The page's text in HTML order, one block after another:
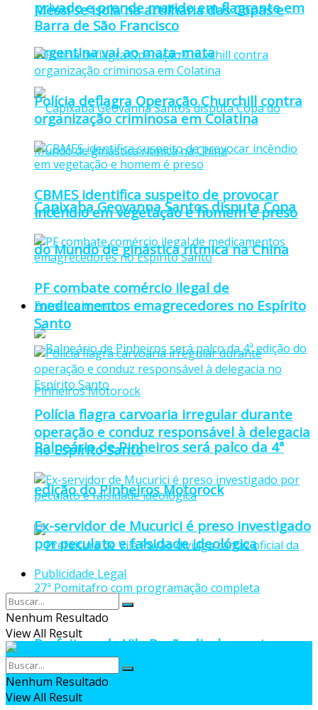
Messi se isola na artilharia das Copas e
Argentina vai ao mata-mata
Capixaba Geovanna Santos disputa Copa
do Mundo de ginástica rítmica na China
Entretenimento
Balneário de Pinheiros será palco da 4ª
edição do Pinheiros Motorock
Prefeitura de Vila Pavão divulga cartaz
oficial da 27ª Pomitafro com programação
privado e prende marido em flagrante em
Barra de São Francisco
Polícia deflagra Operação Churchill contra
organização criminosa em Colatina
CBMES identifica suspeito de provocar
incêndio em vegetação e homem é preso
PF combate comércio ilegal de
medicamentos emagrecedores no Espírito
Santo
Polícia flagra carvoaria irregular durante
operação e conduz responsável à delegacia
no Espírito Santo
Ex-servidor de Mucurici é preso investigado
por peculato e falsidade ideológica
Publicidade Legal
Nenhum Resultado
View All Result
Nenhum Resultado
View All Result